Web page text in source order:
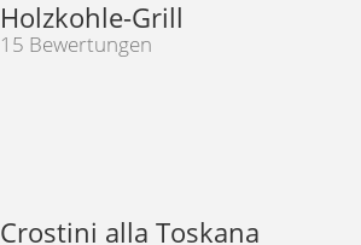
Holzkohle-Grill
15 Bewertungen
Crostini alla Toskana